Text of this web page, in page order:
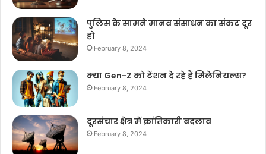
पुलिस के सामने मानव संसाधन का संकट दूर
हो
February 8, 2024
क्या Gen-Z को टेंशन दे रहे हैं मिलेनियल्स?
February 8, 2024
दूरसंचार क्षेत्र में क्रांतिकारी बदलाव
February 8, 2024